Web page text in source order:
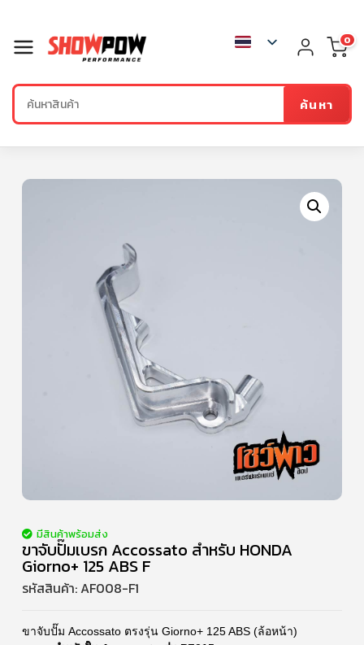
ค้นหา
0
มีสินค้าพร้อมส่ง
ขาจับปั๊มเบรก Accossato สำหรับ HONDA
Giorno+ 125 ABS F
รหัสสินค้า:AF008-F1
ขาจับปั๊ม Accossato ตรงรุ่น Giorno+ 125 ABS (ล้อหน้า)